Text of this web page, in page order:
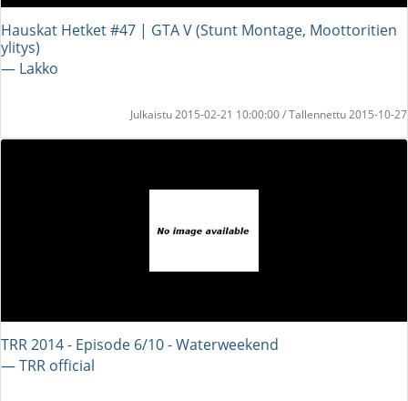
Hauskat Hetket #47 | GTA V (Stunt Montage, Moottoritien
ylitys)
― Lakko
Julkaistu 2015-02-21 10:00:00 / Tallennettu 2015-10-27
TRR 2014 - Episode 6/10 - Waterweekend
― TRR official